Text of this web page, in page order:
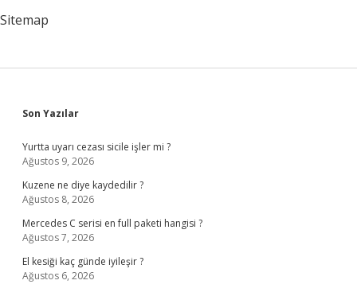
Sitemap
Sidebar
Son Yazılar
Yurtta uyarı cezası sicile işler mi ?
Ağustos 9, 2026
Kuzene ne diye kaydedilir ?
Ağustos 8, 2026
Mercedes C serisi en full paketi hangisi ?
Ağustos 7, 2026
El kesiği kaç günde iyileşir ?
Ağustos 6, 2026